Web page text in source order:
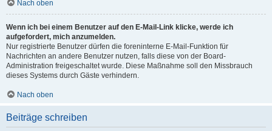
Nach oben
Wenn ich bei einem Benutzer auf den E-Mail-Link klicke, werde ich
aufgefordert, mich anzumelden.
Nur registrierte Benutzer dürfen die foreninterne E-Mail-Funktion für
Nachrichten an andere Benutzer nutzen, falls diese von der Board-
Administration freigeschaltet wurde. Diese Maßnahme soll den Missbrauch
dieses Systems durch Gäste verhindern.
Nach oben
Beiträge schreiben